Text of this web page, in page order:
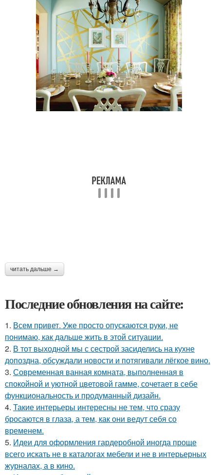
читать дальше →
Последние обновления на сайте:
1. Всем привет. Уже просто опускаются руки, не
понимаю, как дальше жить в этой ситуации.
2. В тот выходной мы с сестрой засиделись на кухне
допоздна, обсуждали новости и потягивали лёгкое вино.
3. Современная ванная комната, выполненная в
спокойной и уютной цветовой гамме, сочетает в себе
функциональность и продуманный дизайн.
4. Такие интерьеры интересны не тем, что сразу
бросаются в глаза, а тем, как они ведут себя со
временем.
5. Идеи для оформления гардеробной иногда проще
всего искать не в каталогах мебели и не в интерьерных
журналах, а в кино.